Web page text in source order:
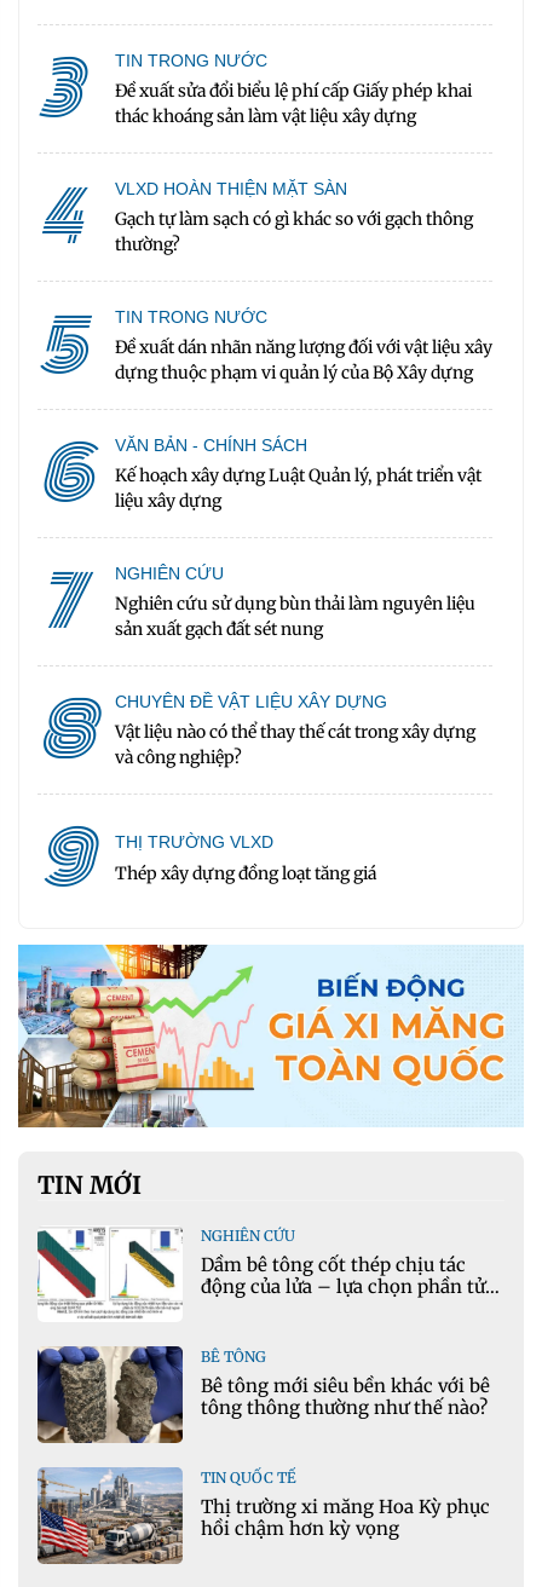
3
TIN TRONG NƯỚC
Đề xuất sửa đổi biểu lệ phí cấp Giấy phép khai
thác khoáng sản làm vật liệu xây dựng
4 VLXD HOÀN THIỆN MẶT SÀN
Gạch tự làm sạch có gì khác so với gạch thông
thường?
5 TIN TRONG NƯỚC
Đề xuất dán nhãn năng lượng đối với vật liệu xây
dựng thuộc phạm vi quản lý của Bộ Xây dựng
6 VĂN BẢN - CHÍNH SÁCH
Kế hoạch xây dựng Luật Quản lý, phát triển vật
liệu xây dựng
7 NGHIÊN CỨU
Nghiên cứu sử dụng bùn thải làm nguyên liệu
sản xuất gạch đất sét nung
8 CHUYÊN ĐỀ VẬT LIỆU XÂY DỰNG
Vật liệu nào có thể thay thế cát trong xây dựng
và công nghiệp?
9 THỊ TRƯỜNG VLXD
Thép xây dựng đồng loạt tăng giá
TIN MỚI
NGHIÊN CỨU
Dầm bê tông cốt thép chịu tác
động của lửa – lựa chọn phần tử
BÊ TÔNG
Bê tông mới siêu bền khác với bê
tông thông thường như thế nào?
TIN QUỐC TẾ
Thị trường xi măng Hoa Kỳ phục
hồi chậm hơn kỳ vọng